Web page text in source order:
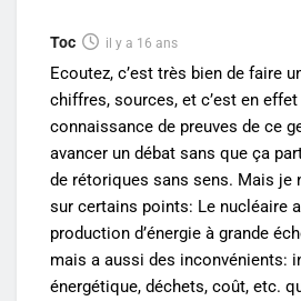
Toc il y a 16 ans
Ecoutez, c’est très bien de faire
chiffres, sources, et c’est en
connaissance de preuves de ce
avancer un débat sans que ça
de rétoriques sans sens. Mais je
sur certains points: Le nucléaire
production d’énergie à grande
mais a aussi des inconvénients:
énergétique, déchets, coût, etc.